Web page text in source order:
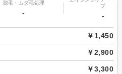
脱毛・ムダ毛処理
-
プ
-
￥1,450
￥2,900
￥3,300